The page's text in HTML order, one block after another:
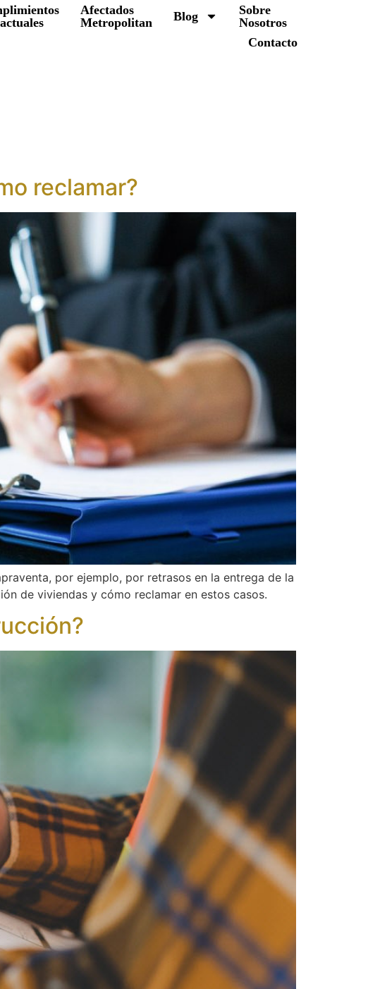
Afectados
Metropolitan
Blog
Sobre
Nosotros
Contacto
reclamar?
por ejemplo, por retrasos en la entrega de la
de viviendas y cómo reclamar en estos casos.